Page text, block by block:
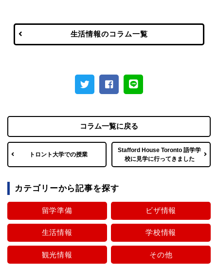
生活情報のコラム一覧
トロント大学での授業
コラム一覧に戻る
Stafford House Toronto 語学学
校に見学に行ってきました
カテゴリーから記事を探す
留学準備 ビザ情報
生活情報 学校情報
観光情報 その他